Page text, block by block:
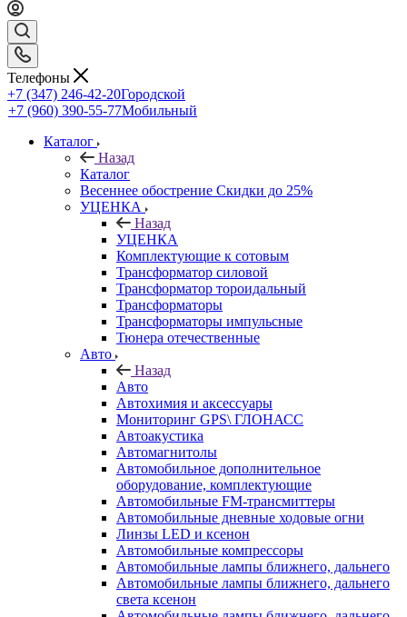
Телефоны
+7 (347) 246-42-20Городской
+7 (960) 390-55-77Мобильный
Каталог
Назад
Каталог
Весеннее обострение Скидки до 25%
УЦЕНКА
Назад
УЦЕНКА
Комплектующие к сотовым
Трансформатор силовой
Трансформатор тороидальный
Трансформаторы
Трансформаторы импульсные
Тюнера отечественные
Авто
Назад
Авто
Автохимия и аксессуары
Мониторинг GPS\ ГЛОНАСС
Автоакустика
Автомагнитолы
Автомобильное дополнительное
оборудование, комплектующие
Автомобильные FM-трансмиттеры
Автомобильные дневные ходовые огни
Линзы LED и ксенон
Автомобильные компрессоры
Автомобильные лампы ближнего, дальнего
Автомобильные лампы ближнего, дальнего
света ксенон